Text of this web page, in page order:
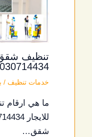
تنظيف شقق
خدمات تنظيف /
ما هي ارقام
شقق…